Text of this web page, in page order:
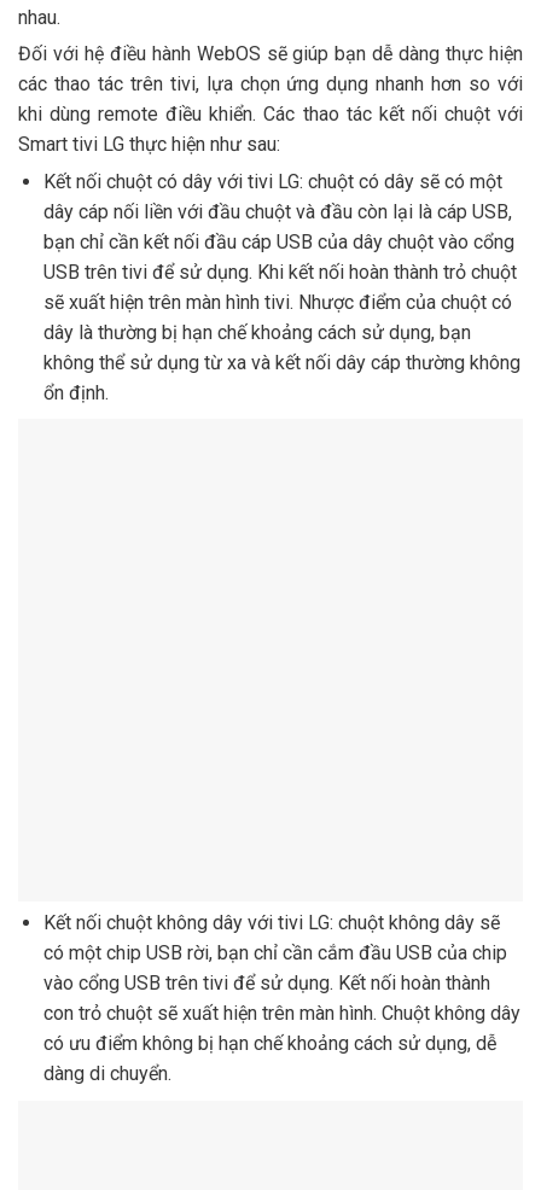
nhau.
Đối với hệ điều hành WebOS sẽ giúp bạn dễ dàng thực hiện
các thao tác trên tivi, lựa chọn ứng dụng nhanh hơn so với
khi dùng remote điều khiển. Các thao tác kết nối chuột với
Smart tivi LG thực hiện như sau:
Kết nối chuột có dây với tivi LG: chuột có dây sẽ có một
dây cáp nối liền với đầu chuột và đầu còn lại là cáp USB,
bạn chỉ cần kết nối đầu cáp USB của dây chuột vào cổng
USB trên tivi để sử dụng. Khi kết nối hoàn thành trỏ chuột
sẽ xuất hiện trên màn hình tivi. Nhược điểm của chuột có
dây là thường bị hạn chế khoảng cách sử dụng, bạn
không thể sử dụng từ xa và kết nối dây cáp thường không
ổn định.
Kết nối chuột không dây với tivi LG: chuột không dây sẽ
có một chip USB rời, bạn chỉ cần cắm đầu USB của chip
vào cổng USB trên tivi để sử dụng. Kết nối hoàn thành
con trỏ chuột sẽ xuất hiện trên màn hình. Chuột không dây
có ưu điểm không bị hạn chế khoảng cách sử dụng, dễ
dàng di chuyển.